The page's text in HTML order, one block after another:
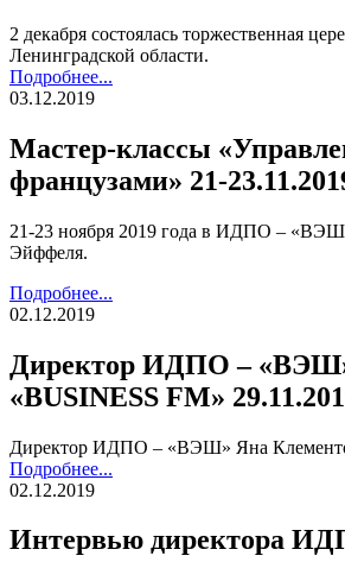
2 декабря состоялась торжественная
Ленинградской области.
Подробнее...
03.12.2019
Мастер-классы
французами» 21-
21-23 ноября 2019 года в ИДПО –
Эйффеля.
Подробнее...
02.12.2019
Директор ИДПО – «ВЭШ»
«BUSINESS FM»
Директор ИДПО – «ВЭШ» Яна
Подробнее...
02.12.2019
Интервью директора